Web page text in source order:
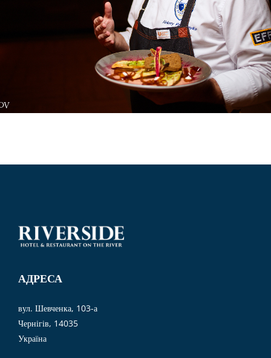
АДРЕСА
вул. Шевченка, 103-а
Чернігів, 14035
Україна